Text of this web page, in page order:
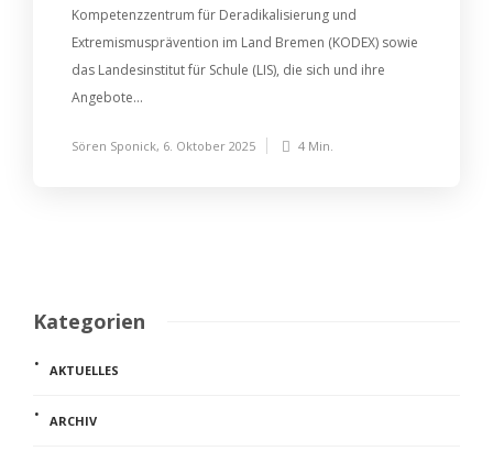
Kompetenzzentrum für Deradikalisierung und
Extremismusprävention im Land Bremen (KODEX) sowie
das Landesinstitut für Schule (LIS), die sich und ihre
Angebote...
Sören Sponick, 6. Oktober 2025 4 Min.
Kategorien
AKTUELLES
ARCHIV